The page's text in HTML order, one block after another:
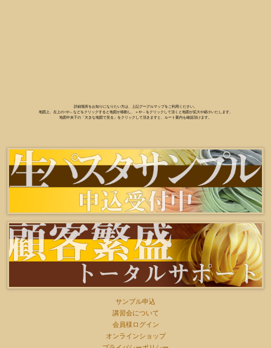
詳細場所をお知りになりたい方は、上記グーグルマップをご利用ください。
地図上、左上の↑や←などをクリックすると地図が移動し、＋や－をクリックして頂くと地図が拡大や縮小いたします。
地図中央下の「大きな地図で見る」をクリックして頂きますと、ルート案内も確認頂けます。
サンプル申込
講習会について
会員様ログイン
オンラインショップ